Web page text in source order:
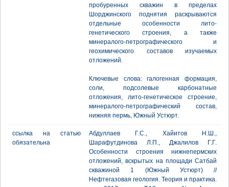
пробуренных скважин в пределах
Шорджинского поднятия раскрываются
отдельные особенности лито-
генетического строения, а также
минералого-петрографического и
геохимического составов изучаемых
отложений.
Ключевые слова: галогенная формация,
соли, подсолевые карбонатные
отложения, лито-генетическое строение,
минералого-петрографический состав,
нижняя пермь, Южный Устюрт.
ссылка на статью
обязательна
Абдуллаев Г.С., Хайитов Н.Ш.,
Шарафутдинова Л.П., Джалилов Г.Г.
Особенности строения нижнепермских
отложений, вскрытых на площади Сатбай
скважиной 1 (Южный Устюрт) //
Нефтегазовая геология. Теория и практика.